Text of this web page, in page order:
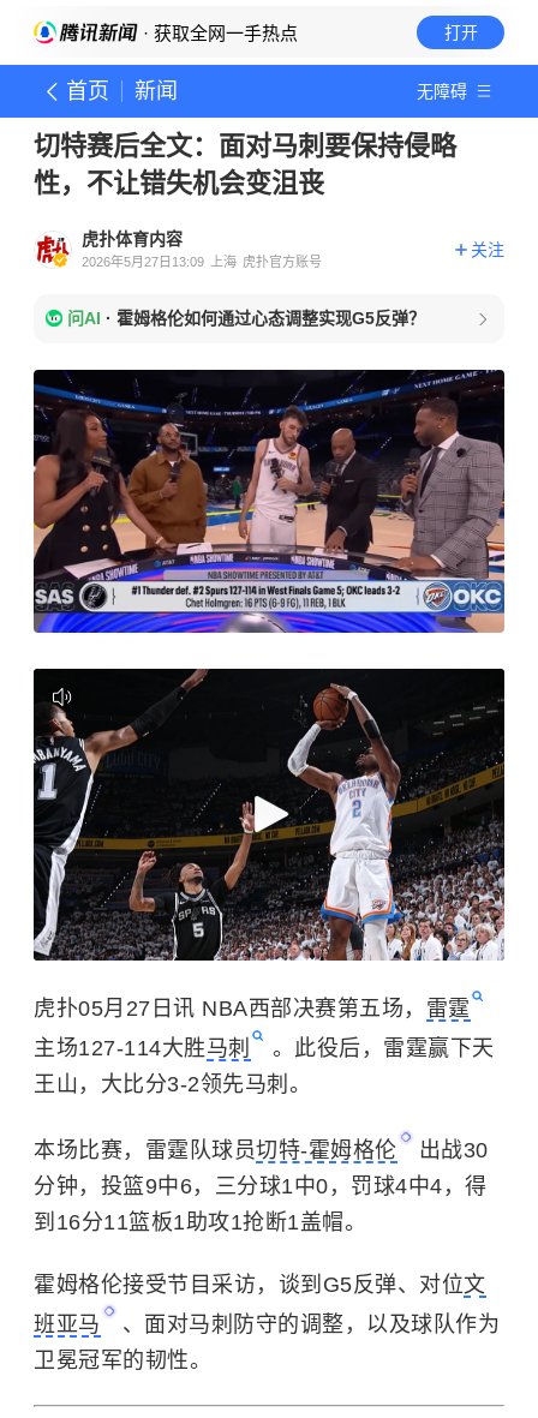
· 获取全网一手热点 打开
首页 新闻 无障碍
切特赛后全文：面对马刺要保持侵略
性，不让错失机会变沮丧
虎扑体育内容
2026年5月27日13:09 上海 虎扑官方账号
关注
问AI · 霍姆格伦如何通过心态调整实现G5反弹？
虎扑05月27日讯 NBA西部决赛第五场， 雷霆
主场127-114大胜马刺
。此役后，雷霆赢下天
王山，大比分3-2领先马刺。
本场比赛，雷霆队球员切特-霍姆格伦
出战30
分钟，投篮9中6，三分球1中0，罚球4中4，得
到16分11篮板1助攻1抢断1盖帽。
霍姆格伦接受节目采访，谈到G5反弹、对位文
班亚马
、面对马刺防守的调整，以及球队作为
卫冕冠军的韧性。